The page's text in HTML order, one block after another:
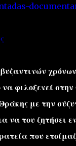
φιλοξενεί στην
με την
να του ζητήσει
που